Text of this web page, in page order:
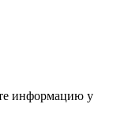
информацию у